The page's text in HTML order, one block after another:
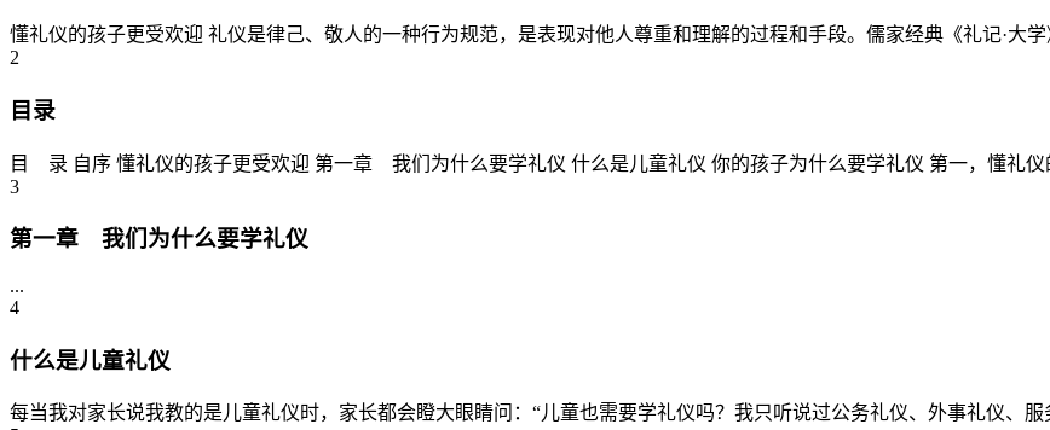
懂礼仪的孩子更受欢迎 礼仪是律己、敬人的一种行为规范，是表现对他人尊重和理解的过程和手段。儒家经典《礼记·大
2
目录
目 录 自序 懂礼仪的孩子更受欢迎 第一章 我们为什么要学礼仪 什么是儿童礼仪 你的孩子为什么要学礼仪 第一，懂礼
3
第一章 我们为什么要学礼仪
...
4
什么是儿童礼仪
每当我对家长说我教的是儿童礼仪时，家长都会瞪大眼睛问：“儿童也需要学礼仪吗？我只听说过公务礼仪、外事礼仪、